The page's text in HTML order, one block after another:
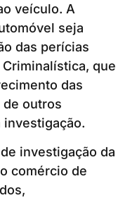
veículo. A
seja
das perícias
que
das
de outros
investigação da
comércio de